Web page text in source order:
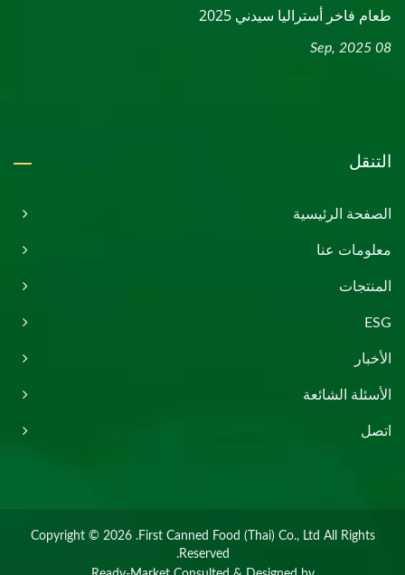
طعام فاخر أستراليا سيدني 2025
08 Sep, 2025
التنقل
الصفحة الرئيسية
معلومات عنا
المنتجات
ESG
الأخبار
الأسئلة الشائعة
اتصل
Copyright © 2026 First Canned Food (Thai) Co., Ltd. All Rights
Reserved.